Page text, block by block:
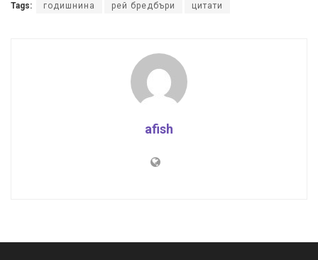
Tags: годишнина рей бредбъри цитати
afish